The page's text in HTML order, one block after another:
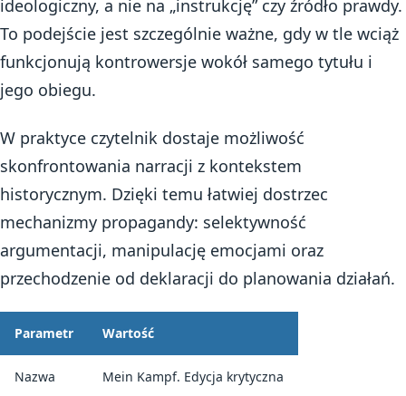
ideologiczny, a nie na „instrukcję” czy źródło prawdy.
To podejście jest szczególnie ważne, gdy w tle wciąż
funkcjonują kontrowersje wokół samego tytułu i
jego obiegu.
W praktyce czytelnik dostaje możliwość
skonfrontowania narracji z kontekstem
historycznym. Dzięki temu łatwiej dostrzec
mechanizmy propagandy: selektywność
argumentacji, manipulację emocjami oraz
przechodzenie od deklaracji do planowania działań.
Parametr Wartość
Nazwa Mein Kampf. Edycja krytyczna